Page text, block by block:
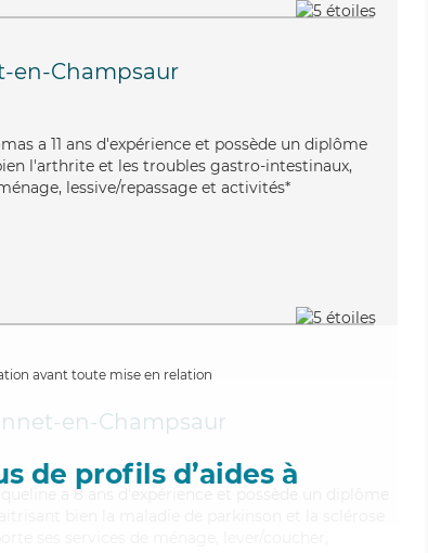
en-Champsaur
a 11 ans d'expérience et possède un diplôme
l'arthrite et les troubles gastro-intestinaux,
lessive/repassage et activités*
avant toute mise en relation
de profils d’aides à
en-Champsaur
a 8 ans d'expérience et possède un diplôme
bien la maladie de parkinson et la sclérose